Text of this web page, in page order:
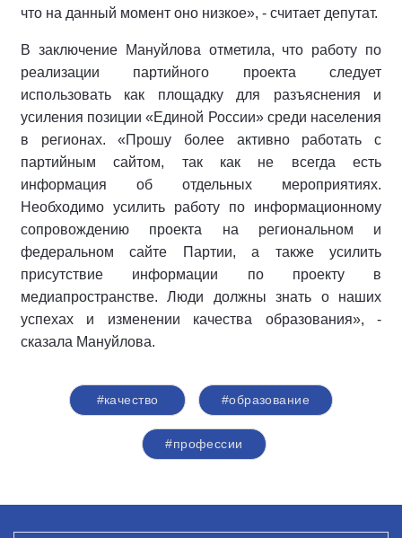
что на данный момент оно низкое», - считает депутат.
В заключение Мануйлова отметила, что работу по
реализации партийного проекта следует
использовать как площадку для разъяснения и
усиления позиции «Единой России» среди населения
в регионах. «Прошу более активно работать с
партийным сайтом, так как не всегда есть
информация об отдельных мероприятиях.
Необходимо усилить работу по информационному
сопровождению проекта на региональном и
федеральном сайте Партии, а также усилить
присутствие информации по проекту в
медиапространстве. Люди должны знать о наших
успехах и изменении качества образования», -
сказала Мануйлова.
#качество #образование
#профессии